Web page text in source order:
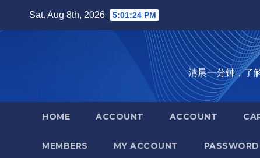
Sat. Aug 8th, 2026 5:01:25 PM
清晨一分钟，了
HOME ACCOUNT ACCOUNT
MEMBERS MY ACCOUNT